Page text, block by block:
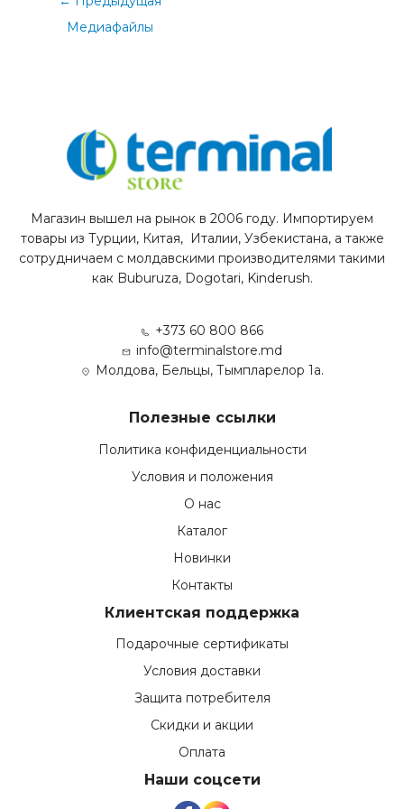
Медиафайлы
Магазин вышел на рынок в 2006 году. Импортируем
товары из Турции, Китая, Италии, Узбекистана, а также
сотрудничаем с молдавскими производителями такими
как Buburuza, Dogotari, Kinderush.
+373 60 800 866
info@terminalstore.md
Молдова, Бельцы, Тымпларелор 1а.
Полезные ссылки
Политика конфиденциальности
Условия и положения
О нас
Каталог
Новинки
Контакты
Клиентская поддержка
Подарочные сертификаты
Условия доставки
Защита потребителя
Скидки и акции
Оплата
Наши соцсети